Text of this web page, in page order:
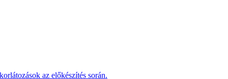
az előkészítés során.